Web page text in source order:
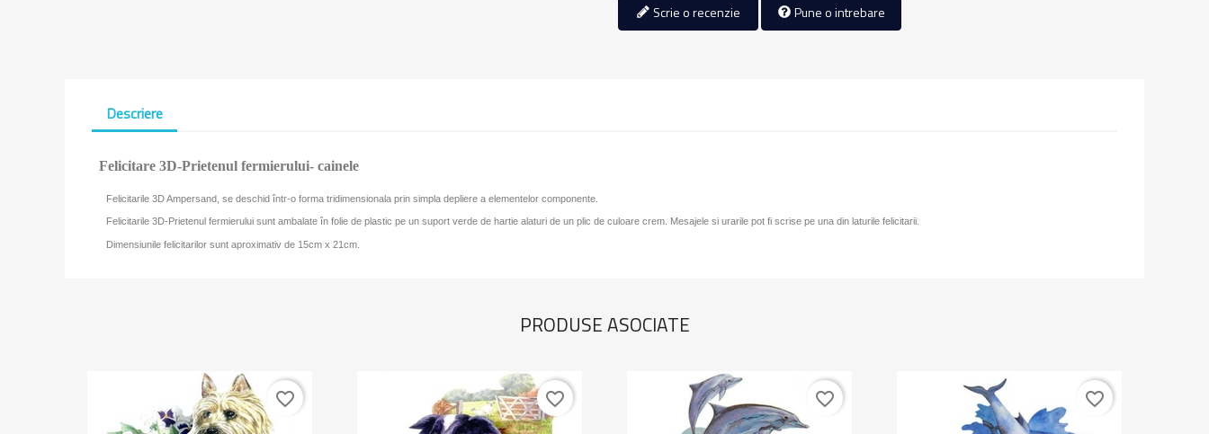
Scrie o recenzie Pune o intrebare
Descriere
Felicitare 3D-Prietenul fermierului- cainele
Felicitarile 3D Ampersand, se deschid într-o forma tridimensionala prin simpla depliere a elementelor componente.
Felicitarile 3D-Prietenul fermierului sunt ambalate în folie de plastic pe un suport verde de hartie alaturi de un plic de culoare crem. Mesajele si urarile pot fi scrise pe una din laturile felicitarii.
Dimensiunile felicitarilor sunt aproximativ de 15cm x 21cm.
PRODUSE ASOCIATE
favorite_border favorite_border favorite_border favorite_border